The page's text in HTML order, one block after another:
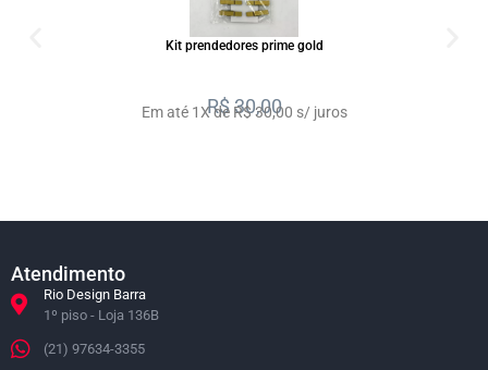
Kit prendedores prime gold
R$30,00
Em até 1X de R$ 30,00 s/ juros
Atendimento
Rio Design Barra
1º piso - Loja 136B
(21) 97634-3355